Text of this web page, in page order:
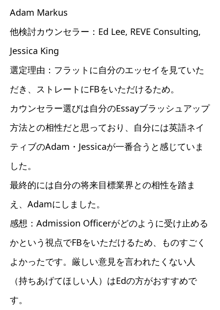
Adam Markus
他検討カウンセラー：Ed Lee, REVE Consulting,
Jessica King
選定理由：フラットに自分のエッセイを見ていた
だき、ストレートにFBをいただけるため。
カウンセラー選びは自分のEssayブラッシュアップ
方法との相性だと思っており、自分には英語ネイ
ティブのAdam・Jessicaが一番合うと感じていま
した。
最終的には自分の将来目標業界との相性を踏ま
え、Adamにしました。
感想：Admission Officerがどのように受け止める
かという視点でFBをいただけるため、ものすごく
よかったです。厳しい意見を言われたくない人
（持ちあげてほしい人）はEdの方がおすすめで
す。